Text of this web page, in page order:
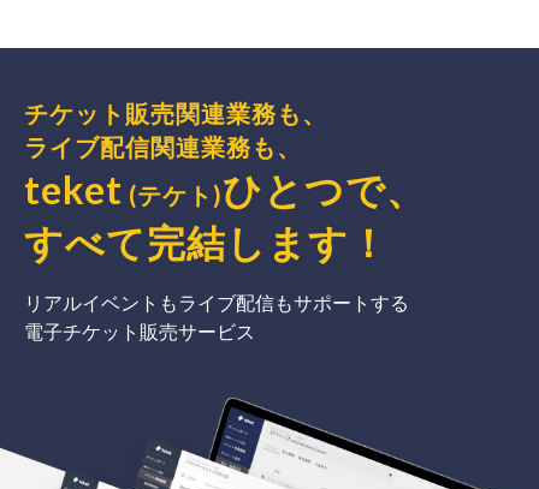
チケット販売関連業務も、
ライブ配信関連業務も、
teket (テケト)ひとつで、
すべて完結 します ！
リアルイベントもライブ配信もサポートする
電子チケット販売サービス